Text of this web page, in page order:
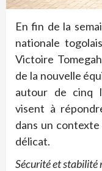
En fin de la
nationale
Victoire
de la nouvelle
autour de cinq
visent à
dans un
délicat.
Sécurité et stabilité